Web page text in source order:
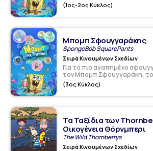
(1ος-2ος Κύκλος)
Μπομπ Σφουγγαράκης
SpongeBob SquarePants
Σειρά Κινουμένων Σχεδίων
Για το πιο αγαπημένο
τον Mπομπ Σφουγγαράκη,
(3ος Κύκλος)
Τα Ταξίδια των
Οικογένεια Θόρνμπερι
The Wild Thornberrys
Σειρά Κινουμένων Σχεδίων